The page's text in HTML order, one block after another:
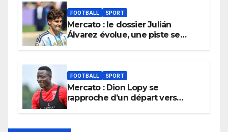
FOOTBALL SPORT
Mercato : le dossier Julián
Álvarez évolue, une piste se
FOOTBALL SPORT
Mercato : Dion Lopy se
rapproche d’un départ vers